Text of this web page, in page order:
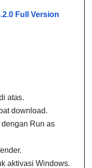
Full Version
atas.
download.
Run as
aktivasi Windows.